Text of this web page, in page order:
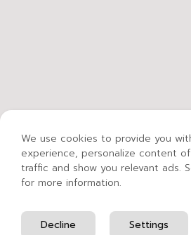
We use cookies to provide you
experience, personalize content
traffic and show you relevant ads.
for more information.
Settings
Decline